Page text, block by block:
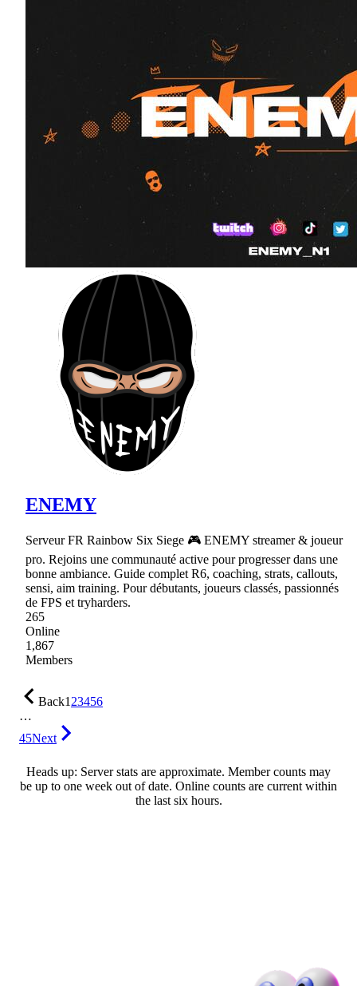
ENEMY
Serveur FR Rainbow Six Siege 🎮 ENEMY streamer & joueur
pro. Rejoins une communauté active pour progresser dans une
bonne ambiance. Guide complet R6, coaching, strats, callouts,
sensi, aim training. Pour débutants, joueurs classés, passionnés
de FPS et tryharders.
265
Online
1,867
Members
Back123456
…
45Next
Heads up: Server stats are approximate. Member counts may
be up to one week out of date. Online counts are current within
the last six hours.